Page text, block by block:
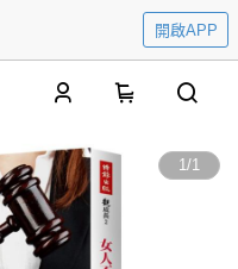
開啟APP
1/1